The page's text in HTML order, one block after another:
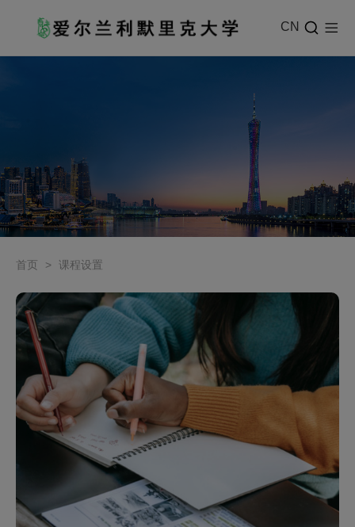
CN
首页 > 课程设置